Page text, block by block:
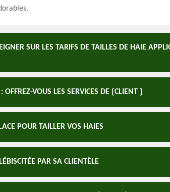
SUR LES TARIFS DE TAILLES DE HAIE
VOUS LES SERVICES DE {CLIENT }
POUR TAILLER VOS HAIES
PAR SA CLIENTÈLE